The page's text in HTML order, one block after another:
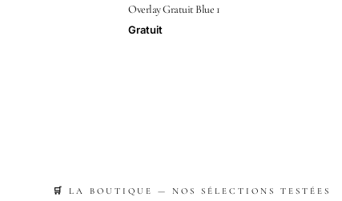
Overlay Gratuit Blue 1
Gratuit
🛒 LA BOUTIQUE — NOS SÉLECTIONS TESTÉES